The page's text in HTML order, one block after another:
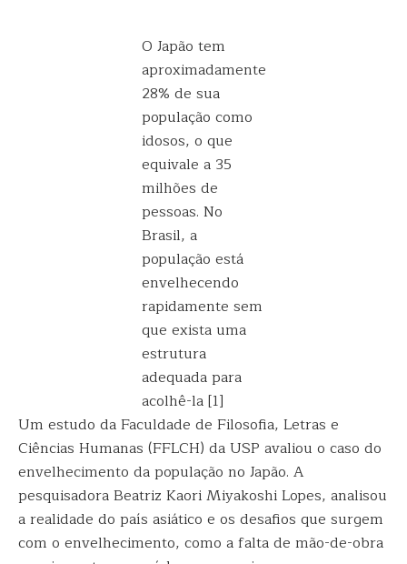
O Japão tem
aproximadamente
28% de sua
população como
idosos, o que
equivale a 35
milhões de
pessoas. No
Brasil, a
população está
envelhecendo
rapidamente sem
que exista uma
estrutura
adequada para
acolhê-la [1]
Um estudo da Faculdade de Filosofia, Letras e
Ciências Humanas (FFLCH) da USP avaliou o caso do
envelhecimento da população no Japão. A
pesquisadora Beatriz Kaori Miyakoshi Lopes, analisou
a realidade do país asiático e os desafios que surgem
com o envelhecimento, como a falta de mão-de-obra